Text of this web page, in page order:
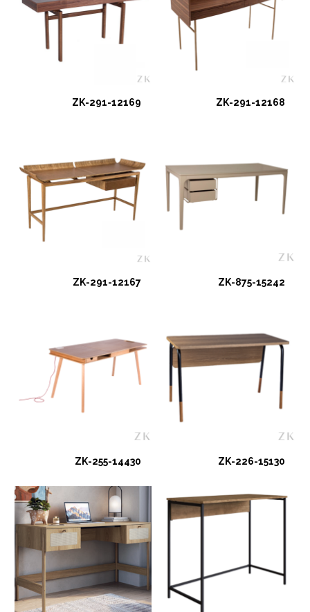
ZK-291-12169 ZK-291-12168
ZK-291-12167 ZK-875-15242
ZK-255-14430 ZK-226-15130